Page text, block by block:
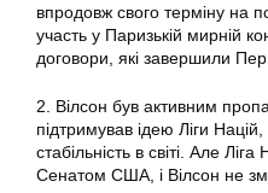
впродовж свого терміну на
участь у Паризькій мирній
договори, які завершили
2. Вілсон був активним
підтримував ідею Ліги
стабільність в світі. Але
Сенатом США, і Вілсон не